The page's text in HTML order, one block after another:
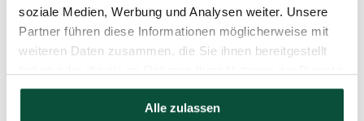
soziale Medien, Werbung und Analysen weiter. Unsere
Partner führen diese Informationen möglicherweise mit
weiteren Daten zusammen, die Sie ihnen bereitgestellt
gesammelt haben.
Alle zulassen